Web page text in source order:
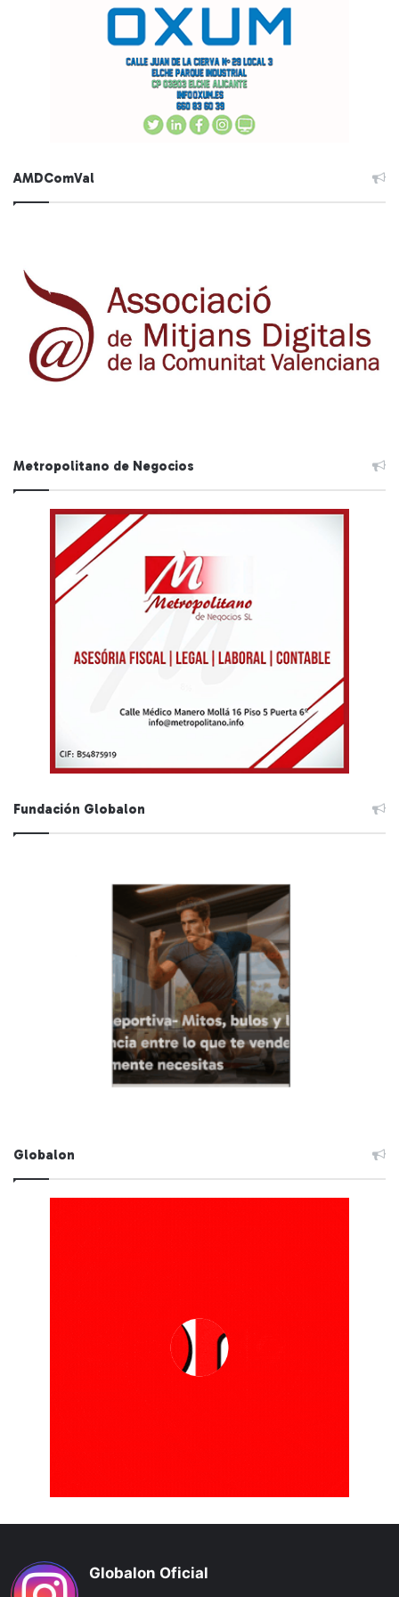
AMDComVal
Metropolitano de Negocios
Fundación Globalon
Globalon
Globalon Oficial